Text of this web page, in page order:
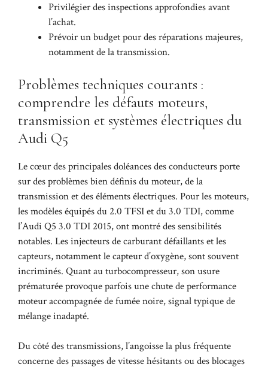
Privilégier des inspections approfondies avant
l’achat.
Prévoir un budget pour des réparations majeures,
notamment de la transmission.
Problèmes techniques courants :
comprendre les défauts moteurs,
transmission et systèmes électriques du
Audi Q5
Le cœur des principales doléances des conducteurs porte
sur des problèmes bien définis du moteur, de la
transmission et des éléments électriques. Pour les moteurs,
les modèles équipés du 2.0 TFSI et du 3.0 TDI, comme
l’Audi Q5 3.0 TDI 2015, ont montré des sensibilités
notables. Les injecteurs de carburant défaillants et les
capteurs, notamment le capteur d’oxygène, sont souvent
incriminés. Quant au turbocompresseur, son usure
prématurée provoque parfois une chute de performance
moteur accompagnée de fumée noire, signal typique de
mélange inadapté.
Du côté des transmissions, l’angoisse la plus fréquente
concerne des passages de vitesse hésitants ou des blocages